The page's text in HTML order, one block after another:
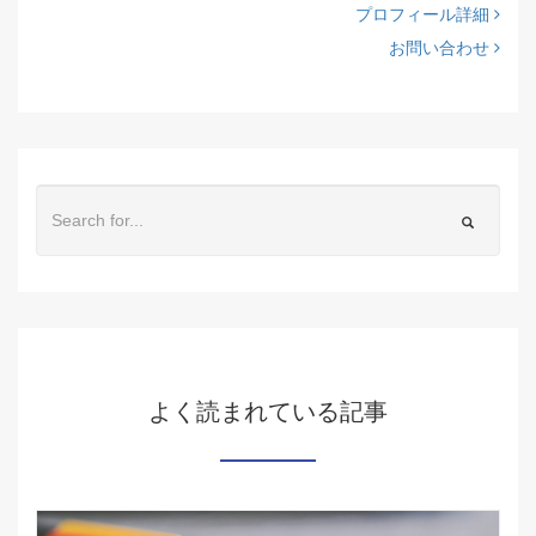
プロフィール詳細
お問い合わせ
よく読まれている記事